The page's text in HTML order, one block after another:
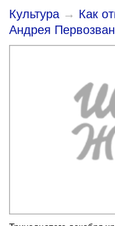
Культура → Как
Андрея